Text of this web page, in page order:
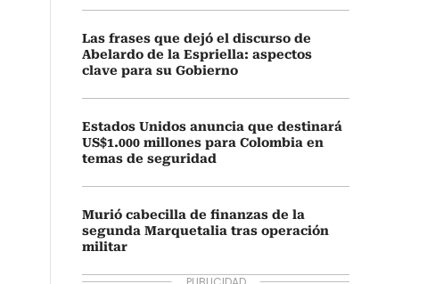
Las frases que dejó el discurso de
Abelardo de la Espriella: aspectos
clave para su Gobierno
Estados Unidos anuncia que destinará
US$1.000 millones para Colombia en
temas de seguridad
Murió cabecilla de finanzas de la
segunda Marquetalia tras operación
militar